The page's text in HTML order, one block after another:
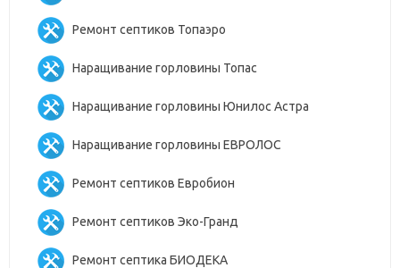
Ремонт септиков Топаэро
Наращивание горловины Топас
Наращивание горловины Юнилос Астра
Наращивание горловины ЕВРОЛОС
Ремонт септиков Евробион
Ремонт септиков Эко-Гранд
Ремонт септика БИОДЕКА